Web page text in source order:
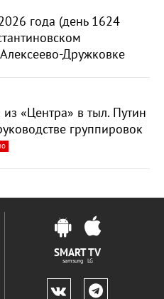
года (день 1624
Дружковке
«Центра» в тыл. Путин
группировок
SMART TV
samsung LG